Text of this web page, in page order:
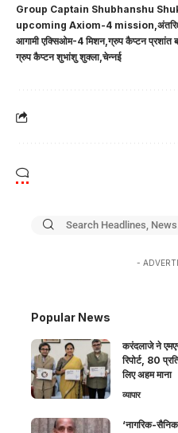
Group Captain Shubhanshu
upcoming Axiom-4 mission
आगामी एक्सिओम-4 मिशन ग्रुप कैप्टन प्रशांत
ग्रुप कैप्टन शुभांशु शुक्ला चेन्नई
-
Popular News
करंदलाजे ने
रिपोर्ट, 80
लिए अहम माना
व्यापार
‘नागरिक-